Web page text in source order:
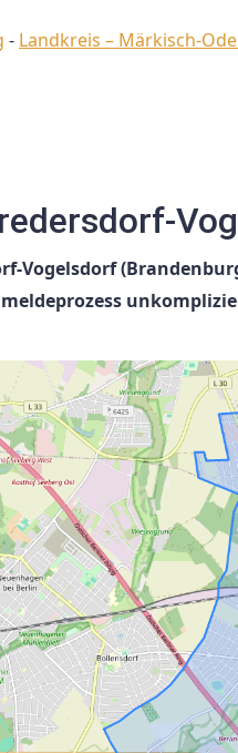
- Landkreis – Märkisch-
Vogelsdorf